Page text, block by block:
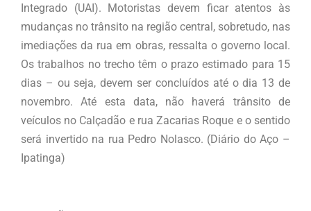
Integrado (UAI). Motoristas devem ficar atentos às
mudanças no trânsito na região central, sobretudo, nas
imediações da rua em obras, ressalta o governo local.
Os trabalhos no trecho têm o prazo estimado para 15
dias – ou seja, devem ser concluídos até o dia 13 de
novembro. Até esta data, não haverá trânsito de
veículos no Calçadão e rua Zacarias Roque e o sentido
será invertido na rua Pedro Nolasco. (Diário do Aço –
Ipatinga)